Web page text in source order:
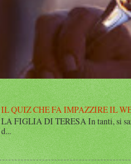
IL QUIZ CHE FA IMPAZZIRE IL
LA FIGLIA DI TERESA In tanti, si
d...